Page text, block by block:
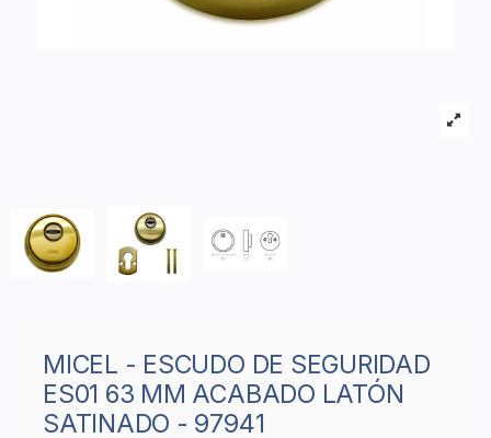
MICEL - ESCUDO DE SEGURIDAD
ES01 63 MM ACABADO LATÓN
SATINADO - 97941